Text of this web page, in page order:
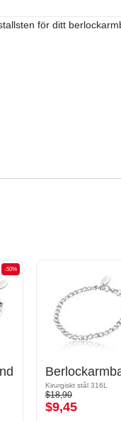
för ditt
-50%
Kirurgiskt stål 316L
$18,90
$9,45